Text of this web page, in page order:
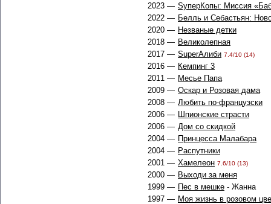
2023 — SуперКопы: Миссия
2022 — Белль и Себастьян:
2020 — Незваные детки
2018 — Великолепная
2017 — SuperАлиби 7.4/10 (14)
2016 — Кемпинг 3
2011 — Месье Папа
2009 — Оскар и Розовая дама
2008 — Любить по-французски
2006 — Шпионские страсти
2006 — Дом со скидкой
2004 — Принцесса Малабара
2004 — Распутники
2001 — Хамелеон 7.6/10 (13)
2000 — Выходи за меня
1999 — Пес в мешке - Жанна
1997 — Моя жизнь в розовом